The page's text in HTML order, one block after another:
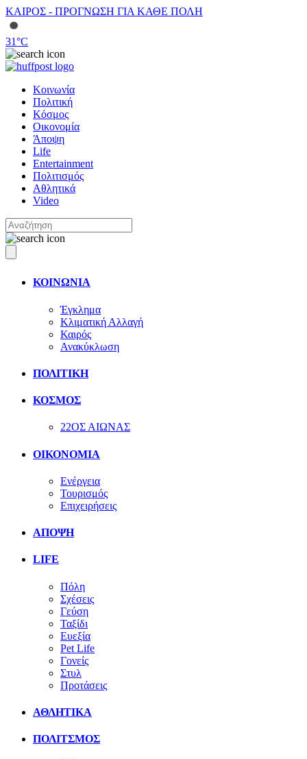
ΚΑΙΡΟΣ - ΠΡΟΓΝΩΣΗ ΓΙΑ ΚΑΘΕ ΠΟΛΗ
31°C
Κοινωνία
Πολιτική
Κόσμος
Οικονομία
Άποψη
Life
Entertainment
Πολιτισμός
Αθλητικά
Video
ΚΟΙΝΩΝΙΑ
Έγκλημα
Κλιματική Αλλαγή
Καιρός
Ανακύκλωση
ΠΟΛΙΤΙΚΗ
ΚΟΣΜΟΣ
22ΟΣ ΑΙΩΝΑΣ
ΟΙΚΟΝΟΜΙΑ
Ενέργεια
Τουρισμός
Επιχειρήσεις
ΑΠΟΨΗ
LIFE
Πόλη
Σχέσεις
Γεύση
Ταξίδι
Ευεξία
Pet Life
Γονείς
Στυλ
Προτάσεις
ΑΘΛΗΤΙΚΑ
ΠΟΛΙΤΣΜΟΣ